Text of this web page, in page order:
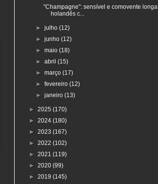
"Champagne": sensível e comovente longa
holandês c...
►julho(12)
►junho(12)
►maio(18)
►abril(15)
►março(17)
►fevereiro(12)
►janeiro(13)
► 2025 (170)
► 2024 (180)
► 2023 (167)
► 2022 (102)
► 2021 (119)
► 2020 (99)
► 2019 (145)